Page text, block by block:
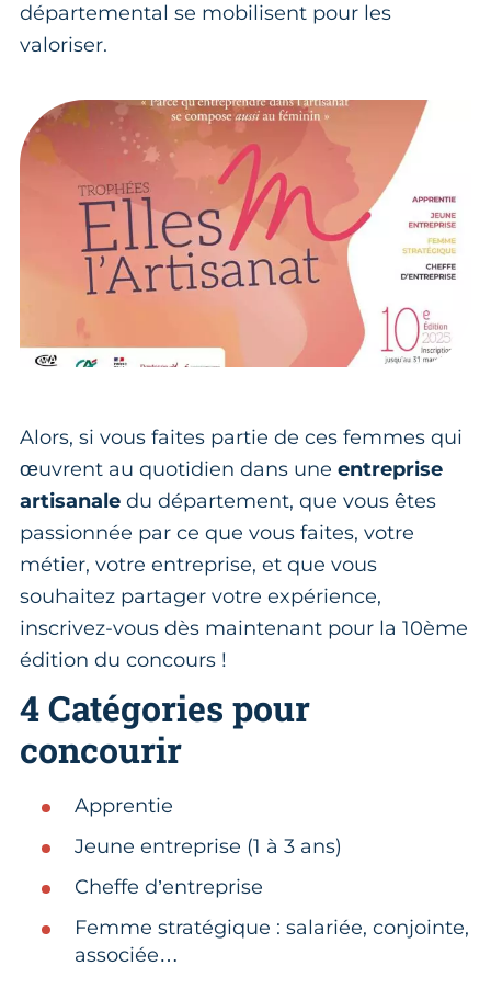
départemental se mobilisent pour les
valoriser.
Alors, si vous faites partie de ces femmes qui
œuvrent au quotidien dans une entreprise
artisanale du département, que vous êtes
passionnée par ce que vous faites, votre
métier, votre entreprise, et que vous
souhaitez partager votre expérience,
inscrivez-vous dès maintenant pour la 10ème
édition du concours !
4 Catégories pour
concourir
Apprentie
Jeune entreprise (1 à 3 ans)
Cheffe d’entreprise
Femme stratégique : salariée, conjointe,
associée…